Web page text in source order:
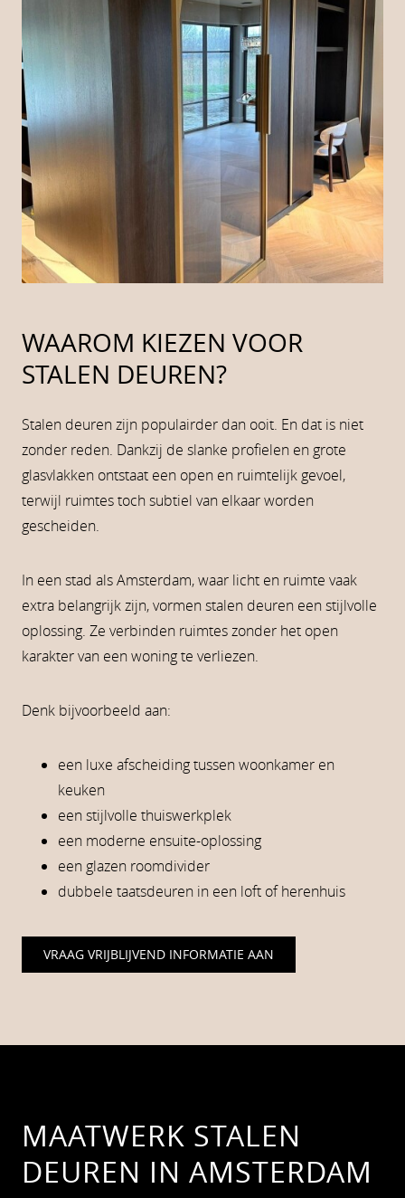
WAAROM KIEZEN VOOR
STALEN DEUREN?
Stalen deuren zijn populairder dan ooit. En dat is niet
zonder reden. Dankzij de slanke profielen en grote
glasvlakken ontstaat een open en ruimtelijk gevoel,
terwijl ruimtes toch subtiel van elkaar worden
gescheiden.
In een stad als Amsterdam, waar licht en ruimte vaak
extra belangrijk zijn, vormen stalen deuren een stijlvolle
oplossing. Ze verbinden ruimtes zonder het open
karakter van een woning te verliezen.
Denk bijvoorbeeld aan:
een luxe afscheiding tussen woonkamer en
keuken
een stijlvolle thuiswerkplek
een moderne ensuite-oplossing
een glazen roomdivider
dubbele taatsdeuren in een loft of herenhuis
VRAAG VRIJBLIJVEND INFORMATIE AAN
MAATWERK STALEN
DEUREN IN AMSTERDAM